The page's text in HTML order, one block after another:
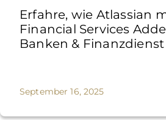
Erfahre, wie Atlassian
Financial Services
Banken & Finanzdienst
September 16, 2025